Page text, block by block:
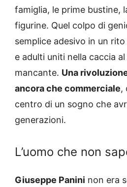
famiglia, le prime bustine,
figurine. Quel colpo di
semplice adesivo in un
e adulti uniti nella caccia
mancante. Una
ancora che commerciale,
centro di un sogno che
generazioni.
L’uomo che non
Giuseppe Panini non era